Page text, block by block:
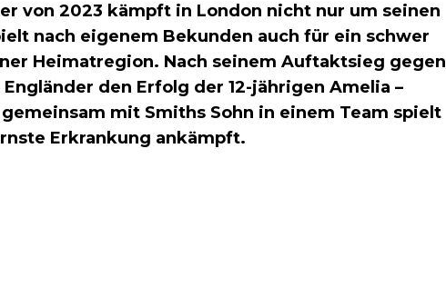
von 2023 kämpft in London nicht nur um seinen
nach eigenem Bekunden auch für ein schwer
Heimatregion. Nach seinem Auftaktsieg gegen
den Erfolg der 12-jährigen Amelia –
mit Smiths Sohn in einem Team spielt
Erkrankung ankämpft.